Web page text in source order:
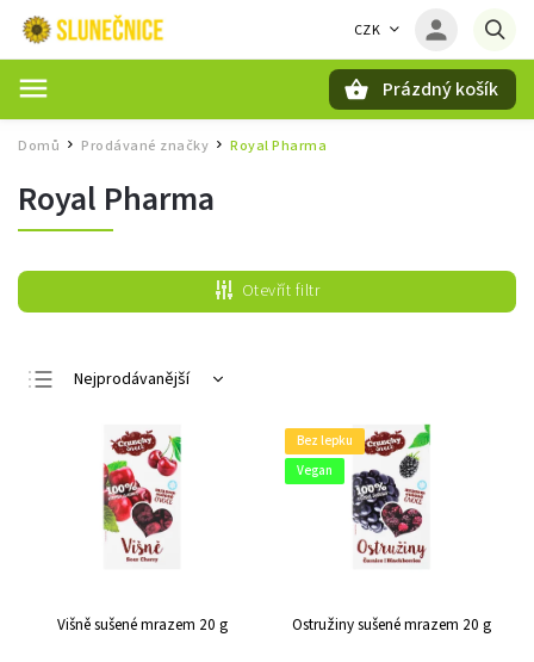
CZK
Prázdný košík
Domů / Prodávané značky / Royal Pharma
Royal Pharma
Otevřít filtr
Nejprodávanější
Nejdražší
Abecedně
Višně sušené mrazem 20 g
Bez lepku
Vegan
Ostružiny sušené mrazem 20 g